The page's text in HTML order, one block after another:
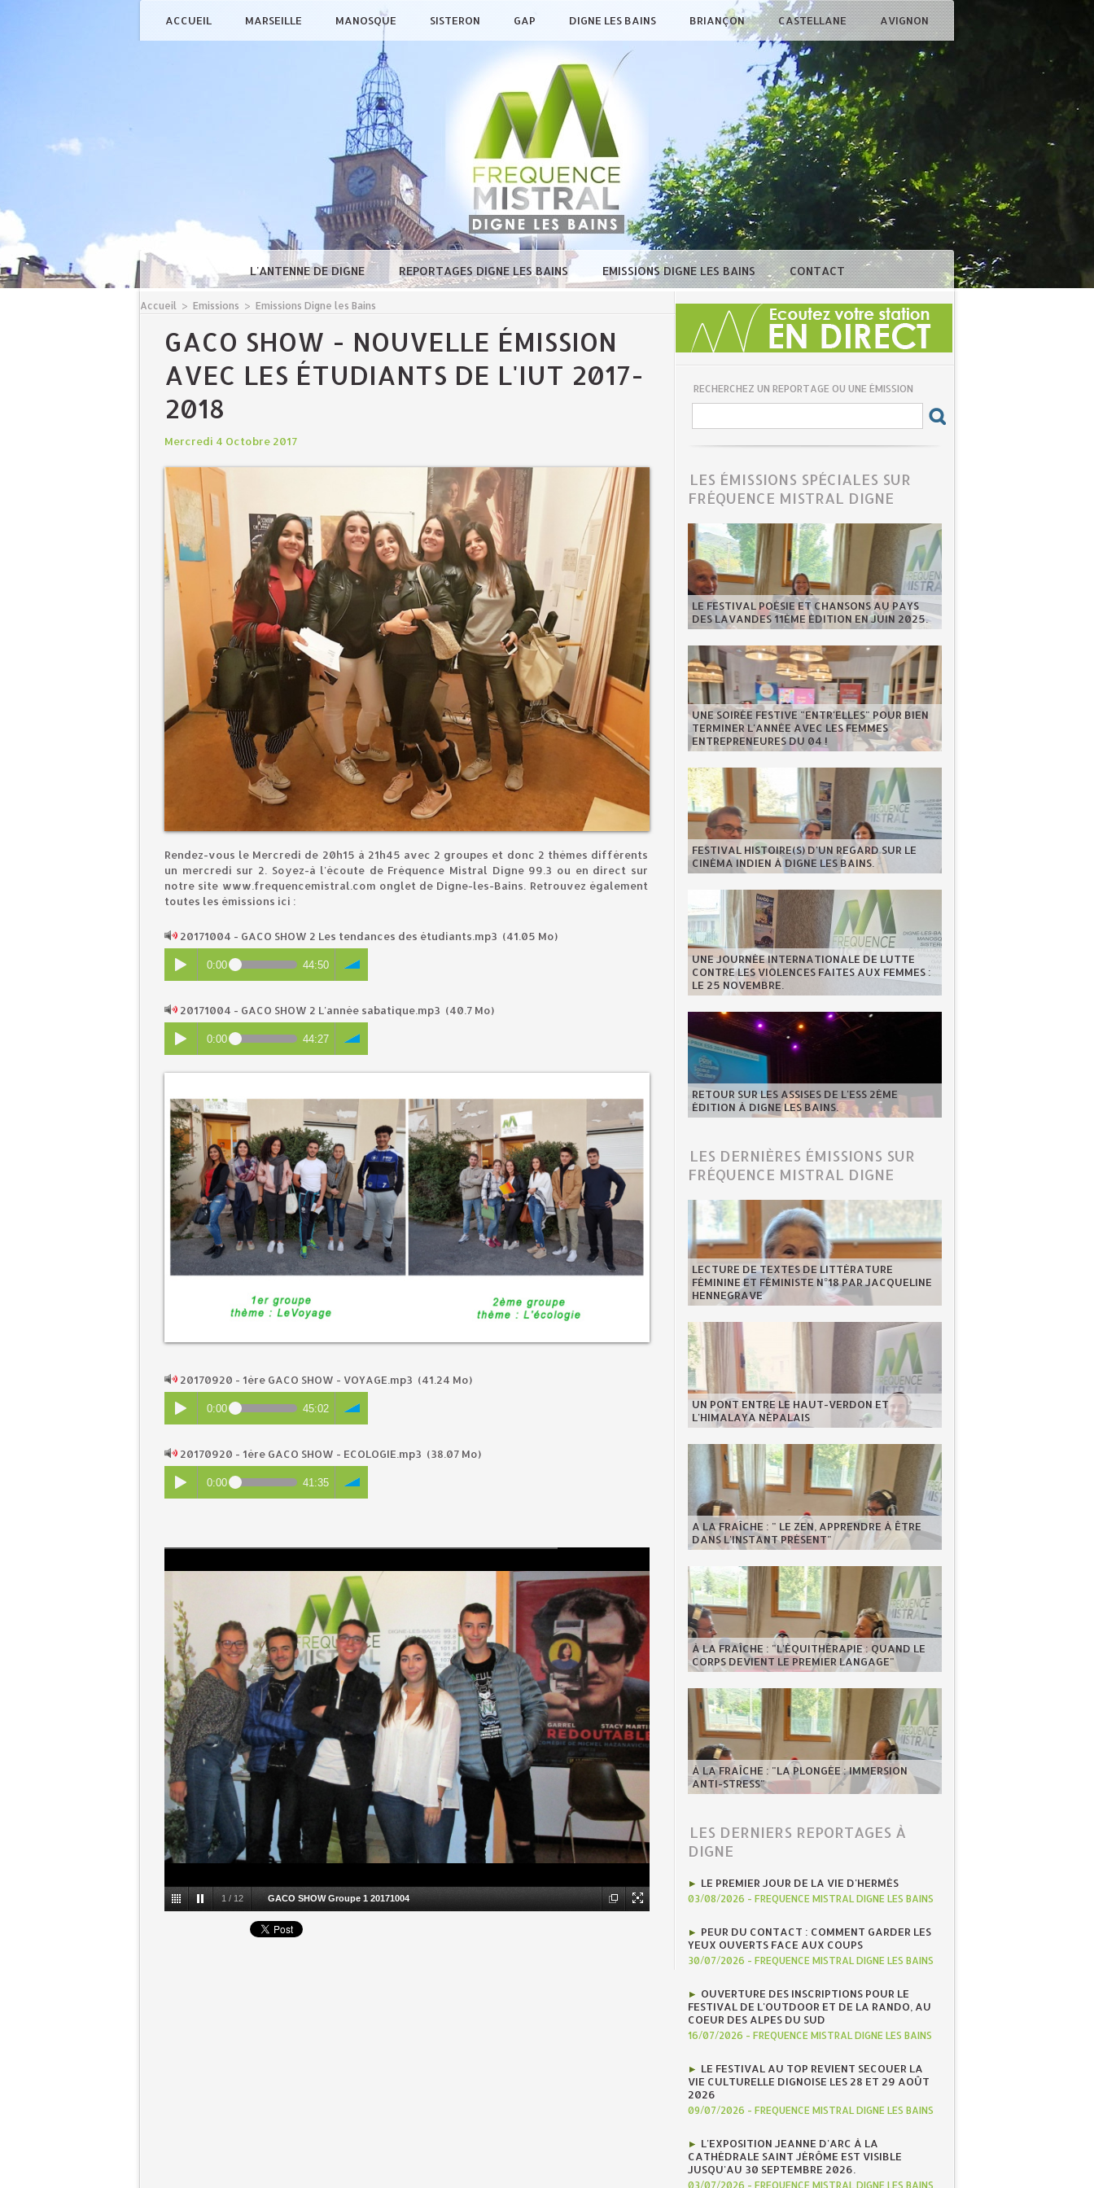
ACCUEIL MARSEILLE MANOSQUE SISTERON GAP DIGNE LES BAINS BRIANÇON CASTELLANE AVIGNON
L'ANTENNE DE DIGNE REPORTAGES DIGNE LES BAINS EMISSIONS DIGNE LES BAINS CONTACT
Accueil > Emissions > Emissions Digne les Bains
GACO SHOW - NOUVELLE ÉMISSION
AVEC LES ÉTUDIANTS DE L'IUT 2017-
2018
Mercredi 4 Octobre 2017
Rendez-vous le Mercredi de 20h15 à 21h45 avec 2 groupes et donc 2 thèmes différents
un mercredi sur 2. Soyez-à l'écoute de Fréquence Mistral Digne 99.3 ou en direct sur
notre site www.frequencemistral.com onglet de Digne-les-Bains. Retrouvez également
toutes les émissions ici :
20171004 - GACO SHOW 2 Les tendances des étudiants.mp3 (41.05 Mo)
0:00 44:50
20171004 - GACO SHOW 2 L'année sabatique.mp3 (40.7 Mo)
0:00 44:27
20170920 - 1ère GACO SHOW - VOYAGE.mp3 (41.24 Mo)
0:00 45:02
20170920 - 1ère GACO SHOW - ECOLOGIE.mp3 (38.07 Mo)
0:00 41:35
1 / 12 GACO SHOW Groupe 1 20171004
RECHERCHEZ UN REPORTAGE OU UNE ÉMISSION
LES ÉMISSIONS SPÉCIALES SUR
FRÉQUENCE MISTRAL DIGNE
LE FESTIVAL POÉSIE ET CHANSONS AU PAYS
DES LAVANDES 11ÈME ÉDITION EN JUIN 2025.
UNE SOIRÉE FESTIVE "ENTR'ELLES" POUR BIEN
TERMINER L'ANNÉE AVEC LES FEMMES
ENTREPRENEURES DU 04 !
FESTIVAL HISTOIRE(S) D'UN REGARD SUR LE
CINÉMA INDIEN À DIGNE LES BAINS.
UNE JOURNÉE INTERNATIONALE DE LUTTE
CONTRE LES VIOLENCES FAITES AUX FEMMES :
LE 25 NOVEMBRE.
RETOUR SUR LES ASSISES DE L'ESS 2ÈME
ÉDITION À DIGNE LES BAINS.
LES DERNIÈRES ÉMISSIONS SUR
FRÉQUENCE MISTRAL DIGNE
LECTURE DE TEXTES DE LITTÉRATURE
FÉMININE ET FÉMINISTE N°18 PAR JACQUELINE
HENNEGRAVE
UN PONT ENTRE LE HAUT-VERDON ET
L'HIMALAYA NÉPALAIS
A LA FRAÎCHE : " LE ZEN, APPRENDRE À ÊTRE
DANS L'INSTANT PRÉSENT"
À LA FRAÎCHE : "L'ÉQUITHÉRAPIE : QUAND LE
CORPS DEVIENT LE PREMIER LANGAGE"
À LA FRAÎCHE : "LA PLONGÉE : IMMERSION
ANTI-STRESS"
LES DERNIERS REPORTAGES À
DIGNE
LE PREMIER JOUR DE LA VIE D'HERMÈS
03/08/2026 - FREQUENCE MISTRAL DIGNE LES BAINS
PEUR DU CONTACT : COMMENT GARDER LES
YEUX OUVERTS FACE AUX COUPS
30/07/2026 - FREQUENCE MISTRAL DIGNE LES BAINS
OUVERTURE DES INSCRIPTIONS POUR LE
FESTIVAL DE L'OUTDOOR ET DE LA RANDO, AU
COEUR DES ALPES DU SUD
16/07/2026 - FREQUENCE MISTRAL DIGNE LES BAINS
LE FESTIVAL AU TOP REVIENT SECOUER LA
VIE CULTURELLE DIGNOISE LES 28 ET 29 AOÛT
2026
09/07/2026 - FREQUENCE MISTRAL DIGNE LES BAINS
L'EXPOSITION JEANNE D'ARC À LA
CATHÉDRALE SAINT JÉRÔME EST VISIBLE
JUSQU'AU 30 SEPTEMBRE 2026.
03/07/2026 - FREQUENCE MISTRAL DIGNE LES BAINS